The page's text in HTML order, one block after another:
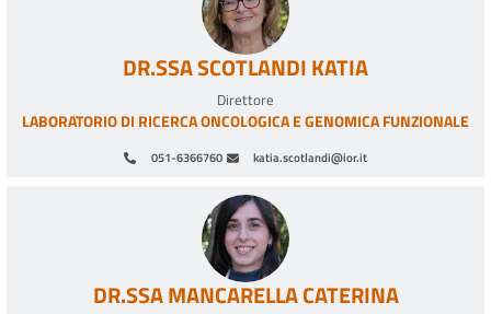
051-6366760 katia.scotlandi@ior.it
DR.SSA SCOTLANDI KATIA
Direttore
LABORATORIO DI RICERCA ONCOLOGICA E GENOMICA FUNZIONALE
DR.SSA MANCARELLA CATERINA